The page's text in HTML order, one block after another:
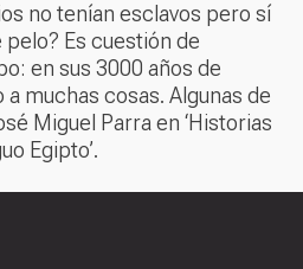
no tenían esclavos pero sí
Es cuestión de
en sus 3000 años de
muchas cosas. Algunas de
Miguel Parra en ‘Historias
Egipto’.